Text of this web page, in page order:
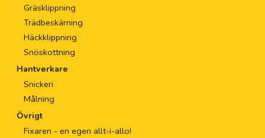
Gräsklippning
Trädbeskärning
Häckklippning
Snöskottning
Hantverkare
Snickeri
Målning
Övrigt
Fixaren - en egen allt-i-allo!